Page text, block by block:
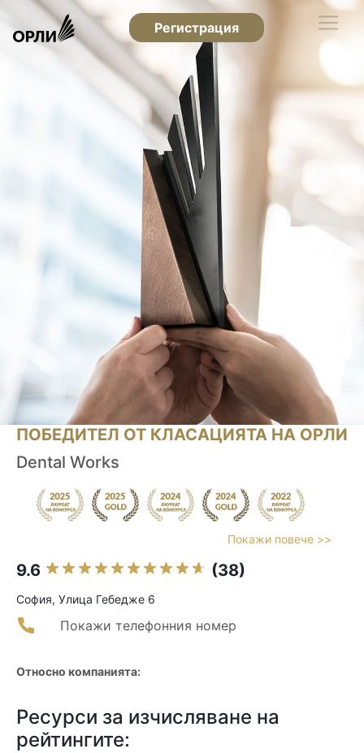
Регистрация
ПОБЕДИТЕЛ ОТ КЛАСАЦИЯТА НА ОРЛИ
Dental Works
Покажи повече >>
9.6 (38)
София, Улица Гебедже 6
Покажи телефонния номер
Относно компанията:
Ресурси за изчисляване на
рейтингите: